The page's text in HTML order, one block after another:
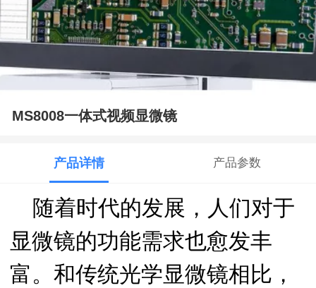
MS8008一体式视频显微镜
产品详情 产品参数
随着时代的发展，人们对于
显微镜的功能需求也愈发丰
富。和传统光学显微镜相比，